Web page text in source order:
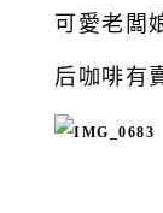
可愛老闆
后咖啡有